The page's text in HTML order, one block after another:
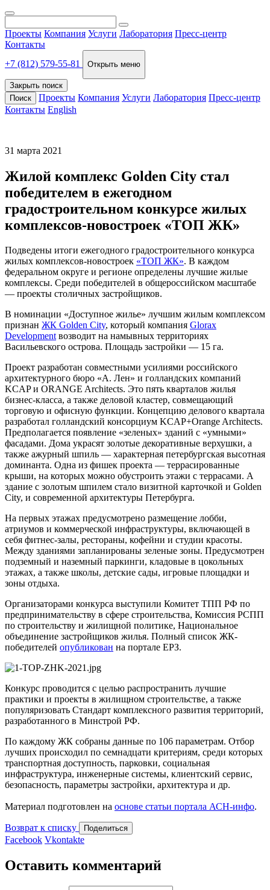
Проекты Компания Услуги Лаборатория Пресс-центр
Контакты
+7 (812) 579-55-81
Открыть меню
Закрыть поиск
Поиск
Проекты Компания Услуги Лаборатория Пресс-центр
Контакты English
31 марта 2021
Жилой комплекс Golden City стал
победителем в ежегодном
градостроительном конкурсе жилых
комплексов-новостроек «ТОП ЖК»
Подведены итоги ежегодного градостроительного конкурса
жилых комплексов-новостроек «ТОП ЖК». В каждом
федеральном округе и регионе определены лучшие жилые
комплексы. Среди победителей в общероссийском масштабе
— проекты столичных застройщиков.
В номинации «Доступное жилье» лучшим жилым комплексом
признан ЖК Golden City, который компания Glorax
Developmentвозводит на намывных территориях
Васильевского острова. Площадь застройки — 15 га.
Проект разработан совместными усилиями российского
архитектурного бюро «А. Лен» и голландских компаний
KCAP и ORANGE Architects. Это пять кварталов жилья
бизнес-класса, а также деловой кластер, совмещающий
торговую и офисную функции. Концепцию делового квартала
разработал голландский консорциум KCAP+Orange Architects.
Предполагается появление «зеленых» зданий с «умными»
фасадами. Дома украсят золотые декоративные верхушки, а
также ажурный шпиль — характерная петербургская высотная
доминанта. Одна из фишек проекта — террасированные
крыши, на которых можно обустроить этажи с террасами. А
здание с золотым шпилем стало визитной карточкой и Golden
City, и современной архитектуры Петербурга.
На первых этажах предусмотрено размещение лобби,
атриумов и коммерческой инфраструктуры, включающей в
себя фитнес-залы, рестораны, кофейни и студии красоты.
Между зданиями запланированы зеленые зоны. Предусмотрен
подземный и наземный паркинги, кладовые в цокольных
этажах, а также школы, детские сады, игровые площадки и
зоны отдыха.
Организаторами конкурса выступили Комитет ТПП РФ по
предпринимательству в сфере строительства, Комиссия РСПП
по строительству и жилищной политике, Национальное
объединение застройщиков жилья. Полный список ЖК-
победителей опубликован на портале ЕРЗ.
Конкурс проводится с целью распространить лучшие
практики и проекты в жилищном строительстве, а также
популяризовать Стандарт комплексного развития территорий,
разработанного в Минстрой РФ.
По каждому ЖК собраны данные по 106 параметрам. Отбор
лучших происходил по семнадцати критериям, среди которых
транспортная доступность, парковки, социальная
инфраструктура, инженерные системы, клиентский сервис,
безопасность, параметры застройки, архитектура и др.
Материал подготовлен на основе статьи портала АСН-инфо.
Возврат к списку Поделиться
Facebook Vkontakte
Оставить комментарий